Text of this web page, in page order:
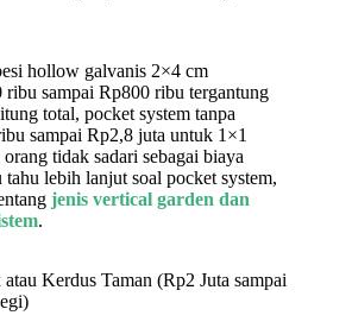
hollow galvanis 2×4 cm
ribu sampai Rp800 ribu tergantung
total, pocket system tanpa
sampai Rp2,8 juta untuk 1×1
tidak sadari sebagai biaya
lebih lanjut soal pocket system,
jenis vertical garden dan
.
Kerdus Taman (Rp2 Juta sampai